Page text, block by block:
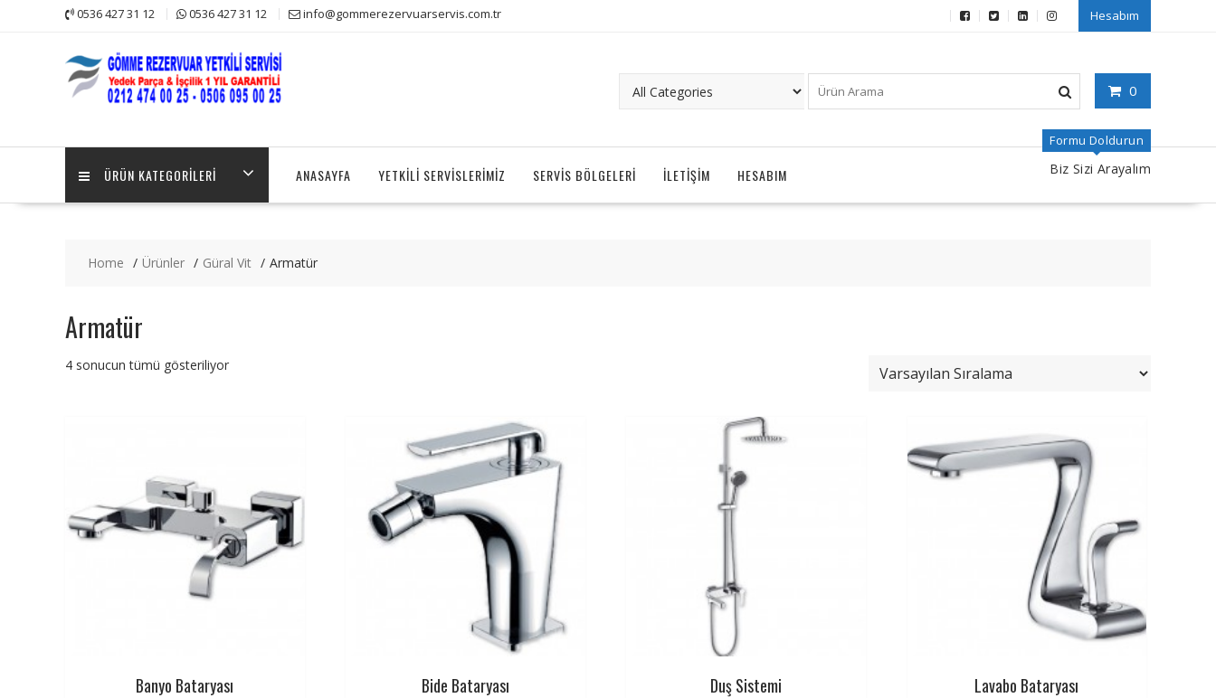
0536 427 31 12 0536 427 31 12 info@gommerezervuarservis.com.tr Hesabım
0
ÜRÜN KATEGORILERI ANASAYFA YETKILI SERVISLERIMIZ SERVIS BÖLGELERI İLETIŞIM HESABIM
Formu Doldurun
Biz Sizi Arayalım
Home Ürünler Güral Vit Armatür
Armatür
4 sonucun tümü gösteriliyor
Banyo Bataryası Bide Bataryası Duş Sistemi Lavabo Bataryası